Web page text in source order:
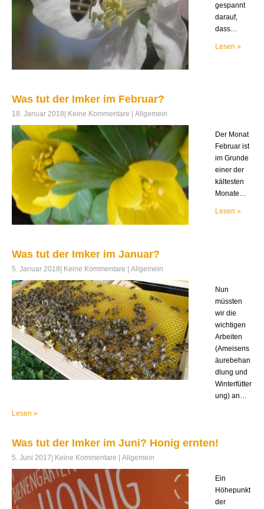
gespannt
darauf,
dass…
Lesen »
Was tut der Imker im Februar?
18. Januar 2018 Keine Kommentare Allgemein
Der Monat
Februar ist
im Grunde
einer der
kältesten
Monate…
Lesen »
Was tut der Imker im Januar?
5. Januar 2018 Keine Kommentare Allgemein
Nun
müssten
wir die
wichtigen
Arbeiten
(Ameisens
äurebehan
dlung und
Winterfütter
ung) an…
Lesen »
Was tut der Imker im Juni? Honig ernten!
5. Juni 2017 Keine Kommentare Allgemein
Ein
Höhepunkt
der